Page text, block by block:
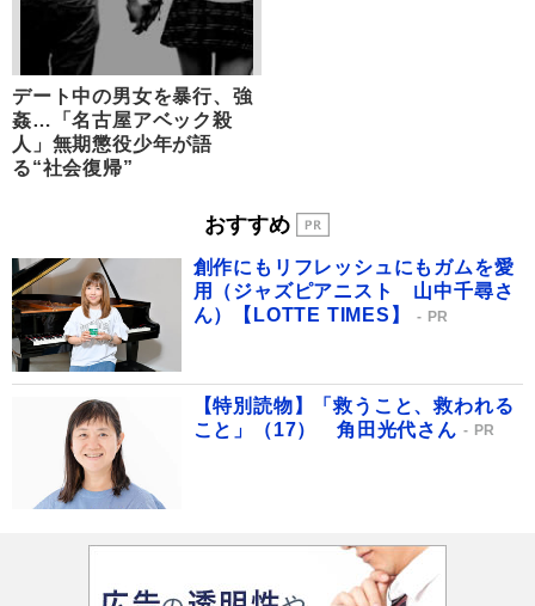
デート中の男女を暴行、強
姦…「名古屋アベック殺
人」無期懲役少年が語
る“社会復帰”
おすすめ
創作にもリフレッシュにもガムを愛
用（ジャズピアニスト 山中千尋さ
ん）【LOTTE TIMES】
PR
【特別読物】「救うこと、救われる
こと」（17） 角田光代さん
PR